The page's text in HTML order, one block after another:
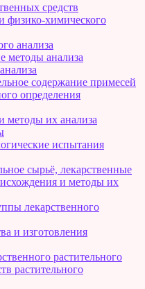
средств
физико-химического
анализа
методы анализа
содержание примесей
определения
методы их анализа
испытания
сырьё, лекарственные
и методы их
лекарственного
и изготовления
растительного
растительного